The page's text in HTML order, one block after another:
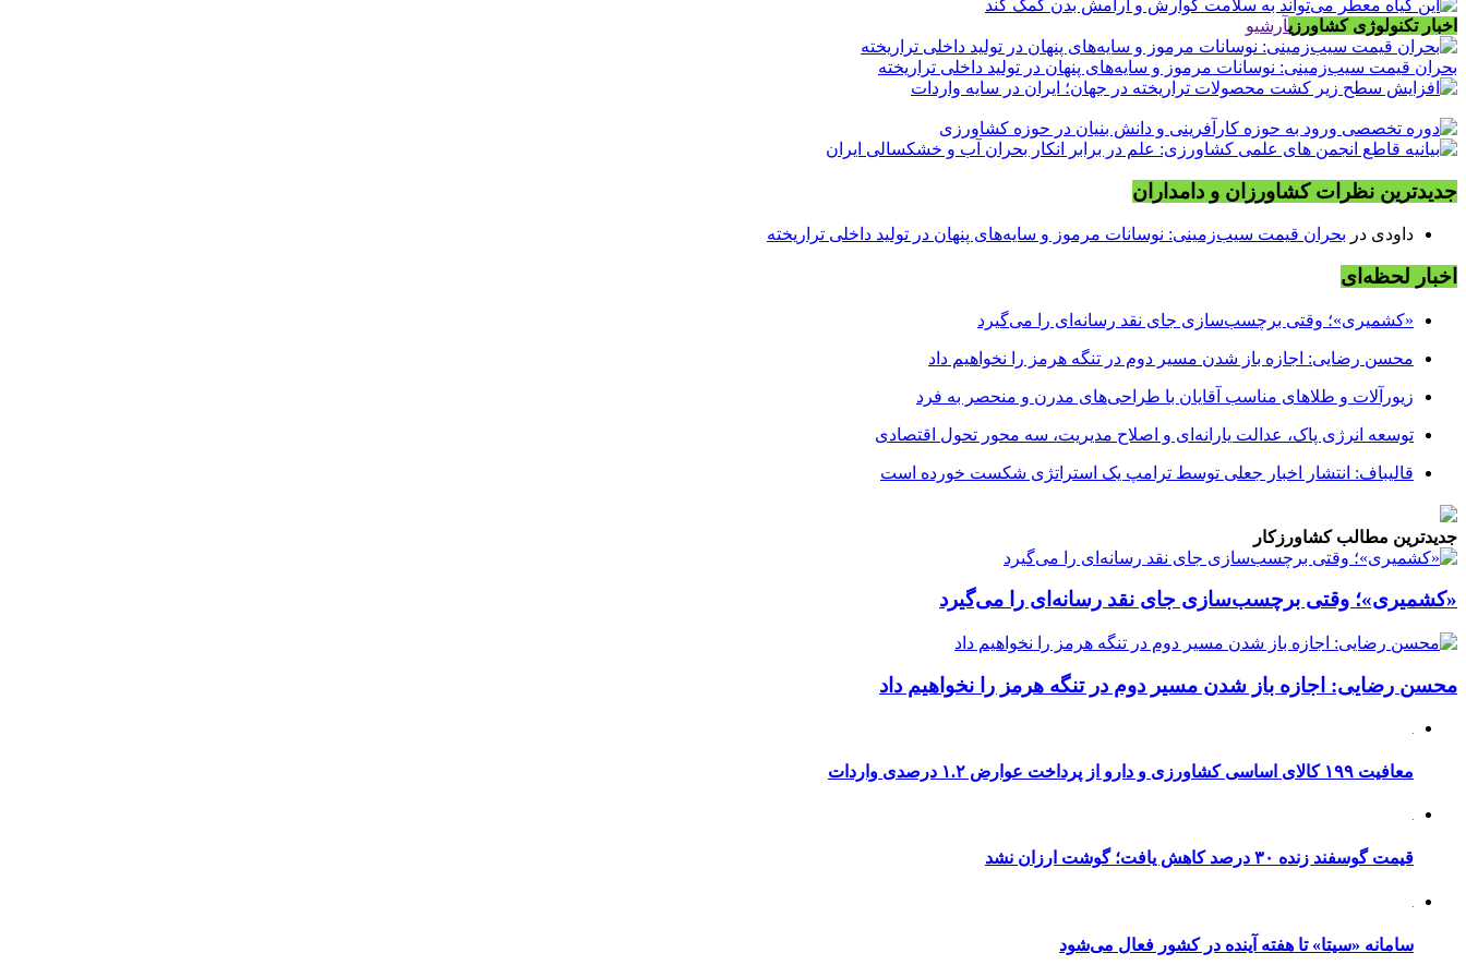
اخبار تکنولوژی کشاورزیآرشیو
بحران قیمت سیب‌زمینی: نوسانات مرموز و سایه‌های پنهان در تولید داخلی تراریخته
جدیدترین نظرات کشاورزان و دامداران
داودی در بحران قیمت سیب‌زمینی: نوسانات مرموز و سایه‌های پنهان در تولید داخلی تراریخته
اخبار لحظه‌ای
«کشمیری»؛ وقتی برچسب‌سازی جای نقد رسانه‌ای را می‌گیرد
محسن رضایی: اجازه باز شدن مسیر دوم در تنگه هرمز را نخواهیم داد
زیورآلات و طلاهای مناسب آقایان با طراحی‌های مدرن و منحصر به فرد
توسعه انرژی پاک، عدالت یارانه‌ای و اصلاح مدیریت، سه محور تحول اقتصادی
قالیباف: انتشار اخبار جعلی توسط ترامپ یک استراتژی شکست خورده است
جدیدترین مطالب کشاورزکار
«کشمیری»؛ وقتی برچسب‌سازی جای نقد رسانه‌ای را می‌گیرد
محسن رضایی: اجازه باز شدن مسیر دوم در تنگه هرمز را نخواهیم داد
معافیت ۱۹۹ کالای اساسی کشاورزی و دارو از پرداخت عوارض ۱.۲ درصدی واردات
قیمت گوسفند زنده ۳۰ درصد کاهش یافت؛ گوشت ارزان نشد
سامانه «سیتا» تا هفته آینده در کشور فعال می‌شود